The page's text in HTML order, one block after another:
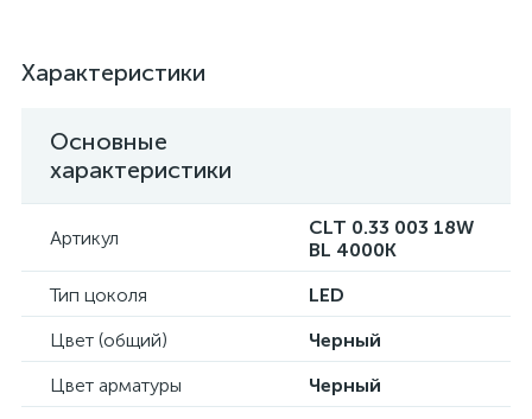
Характеристики
Основные
характеристики
Артикул
CLT 0.33 003 18W
BL 4000K
Тип цоколя
LED
Цвет (общий)
Черный
Цвет арматуры
Черный